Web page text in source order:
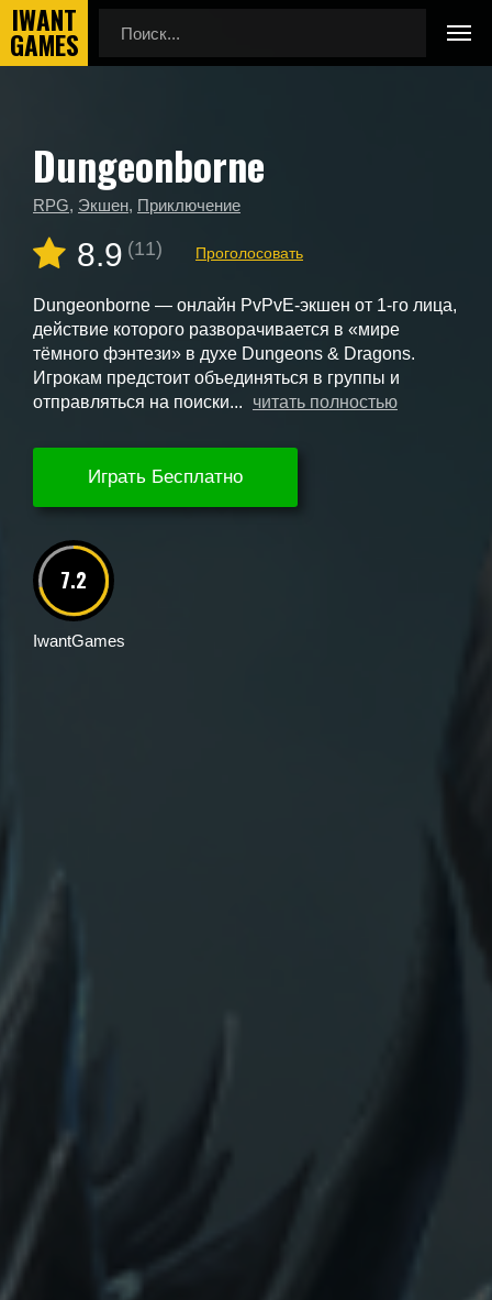
Главная
Новые игры
Dungeonborne
Dungeonborne
RPG, Экшен, Приключение
8.9 (11) Проголосовать
Dungeonborne — онлайн PvPvE-экшен от 1-го лица,
действие которого разворачивается в «мире
тёмного фэнтези» в духе Dungeons & Dragons.
Игрокам предстоит объединяться в группы и
отправляться на поиски...
читать полностью
Играть Бесплатно
7.2
IwantGames